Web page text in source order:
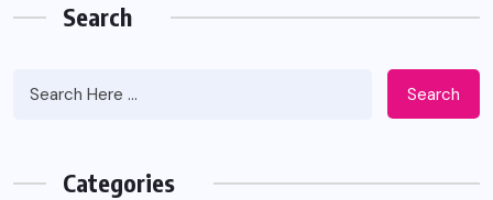
Search
Search
Categories